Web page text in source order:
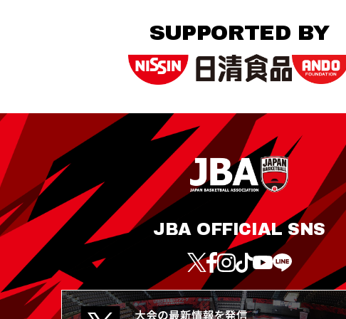
SUPPORTED BY
JBA OFFICIAL SNS